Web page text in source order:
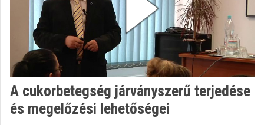
Organization home
Log In
Organization discovery
Categories
Organization playlists
A cukorbetegség járványszerű terjedése
és megelőzési lehetőségei